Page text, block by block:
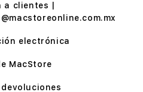
a clientes |
electrónica
MacStore